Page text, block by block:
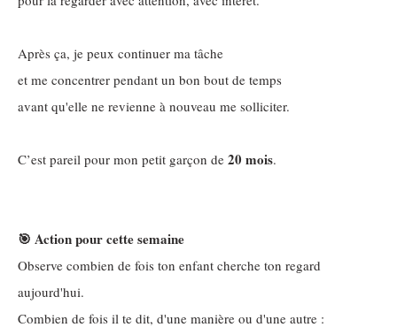
Après ça, je peux continuer ma tâche
et me concentrer pendant un bon bout de temps
avant qu'elle ne revienne à nouveau me solliciter.
C’est pareil pour mon petit garçon de 20 mois.
🎯 Action pour cette semaine
Observe combien de fois ton enfant cherche ton regard
aujourd'hui.
Combien de fois il te dit, d'une manière ou d'une autre :